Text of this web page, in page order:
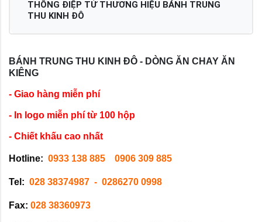
THÔNG ĐIỆP TỪ THƯƠNG HIỆU BÁNH TRUNG
THU KINH ĐÔ
BÁNH TRUNG THU KINH ĐÔ - DÒNG ĂN CHAY ĂN
KIÊNG
- Giao hàng miễn phí
- In logo miễn phí từ 100 hộp
- Chiết khấu cao nhất
Hotline: 0933 138 885 0906 309 885
Tel: 028 38374987 - 0286270 0998
Fax: 028 38360973